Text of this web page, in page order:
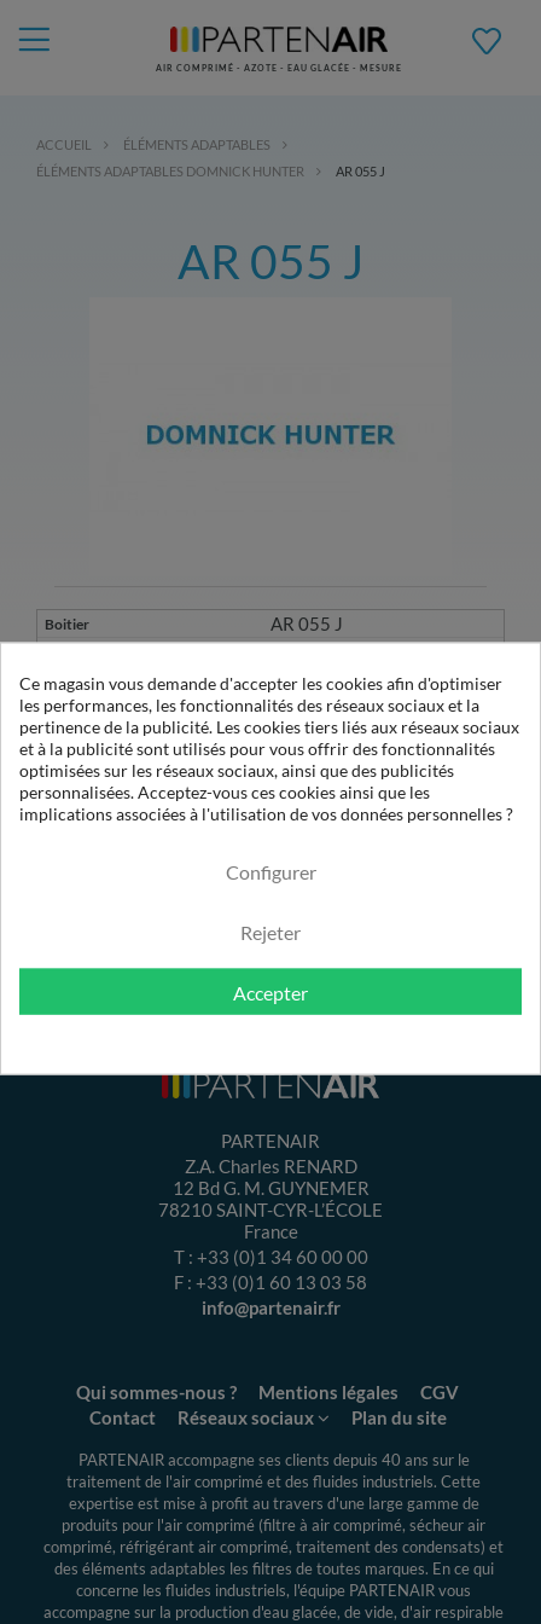
AIR COMPRIMÉ - AZOTE - EAU GLACÉE - MESURE
ACCUEIL
ÉLÉMENTS ADAPTABLES
ÉLÉMENTS ADAPTABLES DOMNICK HUNTER
AR 055 J
AR 055 J
AR 055 J
055 AR
1
D 055 EX1
2232
1µ Sec
PARTENAIR
Z.A. Charles RENARD
12 Bd G. M. GUYNEMER
78210SAINT-CYR-L’ÉCOLE
France
T : +33 (0)1 34 60 00 00
F : +33 (0)1 60 13 03 58
info@partenair.fr
Qui sommes-nous ? Mentions légales
CGV
Contact
Réseaux sociaux Plan du site
PARTENAIR accompagne ses clients depuis 40 ans sur le
traitement de l'air comprimé et des fluides industriels. Cette
expertiseest mise à profit au travers d'une large gamme de
produits pour l'air comprimé (filtre à air comprimé, sécheur air
comprimé, réfrigérant air comprimé, traitement des condensats) et
des éléments adaptables les filtres de toutes marques. En ce qui
concerne les fluides industriels, l'équipe PARTENAIR vous
accompagne sur la production d'eau glacée, de vide, d'air respirable
Ce magasin vous demande d'accepter les cookies afin d'optimiser
les performances, les fonctionnalités des réseaux sociaux et la
pertinence de la publicité. Les cookies tiers liés aux réseaux sociaux
et à la publicité sont utilisés pour vous offrir des fonctionnalités
optimisées sur les réseaux sociaux, ainsi que des publicités
personnalisées. Acceptez-vous ces cookies ainsi que les
implications associées à l'utilisation de vos données personnelles ?
Configurer
Rejeter
Accepter